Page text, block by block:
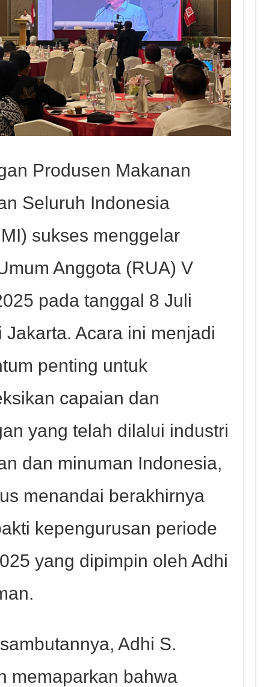
Produsen Makanan
Seluruh Indonesia
sukses menggelar
Anggota (RUA) V
pada tanggal 8 Juli
Jakarta. Acara ini menjadi
penting untuk
capaian dan
yang telah dilalui industri
dan minuman Indonesia,
menandai berakhirnya
kepengurusan periode
yang dipimpin oleh Adhi
Adhi S.
memaparkan bahwa